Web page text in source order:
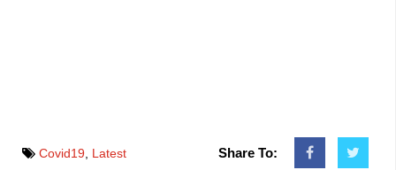
Covid19 Latest Share To: